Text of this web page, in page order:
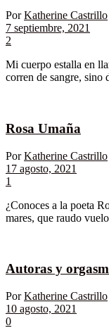
Por Katherine Castrillo
7 septiembre, 2021
2
Mi cuerpo estalla en
corren de sangre, sino
Rosa Umaña
Por Katherine Castrillo
17 agosto, 2021
1
¿Conoces a la poeta
mares, que raudo
Autoras y
Por Katherine Castrillo
10 agosto, 2021
0